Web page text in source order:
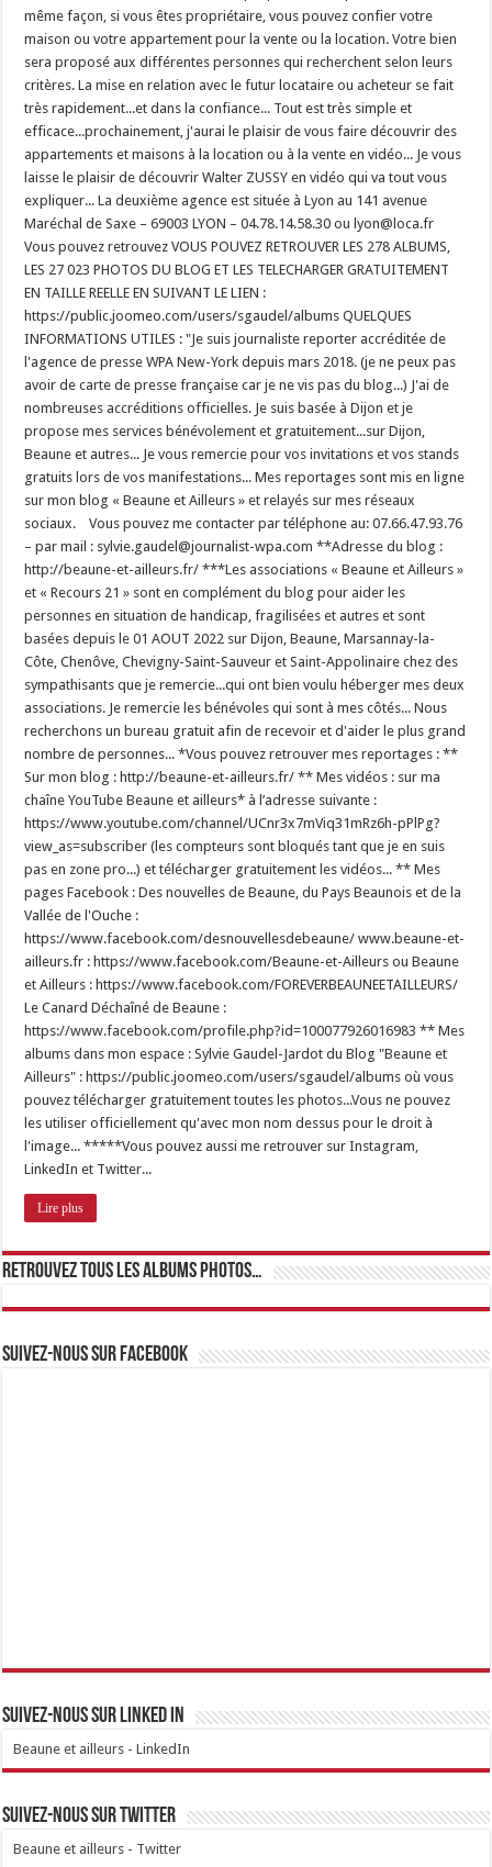
même façon, si vous êtes propriétaire, vous pouvez confier votre
maison ou votre appartement pour la vente ou la location. Votre bien
sera proposé aux différentes personnes qui recherchent selon leurs
critères. La mise en relation avec le futur locataire ou acheteur se fait
très rapidement...et dans la confiance... Tout est très simple et
efficace...prochainement, j'aurai le plaisir de vous faire découvrir des
appartements et maisons à la location ou à la vente en vidéo... Je vous
laisse le plaisir de découvrir Walter ZUSSY en vidéo qui va tout vous
expliquer... La deuxième agence est située à Lyon au 141 avenue
Maréchal de Saxe – 69003 LYON – 04.78.14.58.30 ou lyon@loca.fr
Vous pouvez retrouvez VOUS POUVEZ RETROUVER LES 278 ALBUMS,
LES 27 023 PHOTOS DU BLOG ET LES TELECHARGER GRATUITEMENT
EN TAILLE REELLE EN SUIVANT LE LIEN :
https://public.joomeo.com/users/sgaudel/albums QUELQUES
INFORMATIONS UTILES : "Je suis journaliste reporter accréditée de
l'agence de presse WPA New-York depuis mars 2018. (je ne peux pas
avoir de carte de presse française car je ne vis pas du blog...) J'ai de
nombreuses accréditions officielles. Je suis basée à Dijon et je
propose mes services bénévolement et gratuitement...sur Dijon,
Beaune et autres... Je vous remercie pour vos invitations et vos stands
gratuits lors de vos manifestations... Mes reportages sont mis en ligne
sur mon blog « Beaune et Ailleurs » et relayés sur mes réseaux
sociaux. Vous pouvez me contacter par téléphone au: 07.66.47.93.76
– par mail : sylvie.gaudel@journalist-wpa.com **Adresse du blog :
http://beaune-et-ailleurs.fr/ ***Les associations « Beaune et Ailleurs »
et « Recours 21 » sont en complément du blog pour aider les
personnes en situation de handicap, fragilisées et autres et sont
basées depuis le 01 AOUT 2022 sur Dijon, Beaune, Marsannay-la-
Côte, Chenôve, Chevigny-Saint-Sauveur et Saint-Appolinaire chez des
sympathisants que je remercie...qui ont bien voulu héberger mes deux
associations. Je remercie les bénévoles qui sont à mes côtés... Nous
recherchons un bureau gratuit afin de recevoir et d'aider le plus grand
nombre de personnes... *Vous pouvez retrouver mes reportages : **
Sur mon blog : http://beaune-et-ailleurs.fr/ ** Mes vidéos : sur ma
chaîne YouTube Beaune et ailleurs* à l’adresse suivante :
https://www.youtube.com/channel/UCnr3x7mViq31mRz6h-pPlPg?
view_as=subscriber (les compteurs sont bloqués tant que je en suis
pas en zone pro...) et télécharger gratuitement les vidéos... ** Mes
pages Facebook : Des nouvelles de Beaune, du Pays Beaunois et de la
Vallée de l'Ouche :
https://www.facebook.com/desnouvellesdebeaune/ www.beaune-et-
ailleurs.fr : https://www.facebook.com/Beaune-et-Ailleurs ou Beaune
et Ailleurs : https://www.facebook.com/FOREVERBEAUNEETAILLEURS/
Le Canard Déchaîné de Beaune :
https://www.facebook.com/profile.php?id=100077926016983 ** Mes
albums dans mon espace : Sylvie Gaudel-Jardot du Blog "Beaune et
Ailleurs" : https://public.joomeo.com/users/sgaudel/albums où vous
pouvez télécharger gratuitement toutes les photos...Vous ne pouvez
les utiliser officiellement qu'avec mon nom dessus pour le droit à
l'image... *****Vous pouvez aussi me retrouver sur Instagram,
LinkedIn et Twitter...
Lire plus
Retrouvez tous les albums photos…
Suivez-nous sur Facebook
Suivez-nous sur linked IN
Beaune et ailleurs - LinkedIn
Suivez-nous sur Twitter
Beaune et ailleurs - Twitter